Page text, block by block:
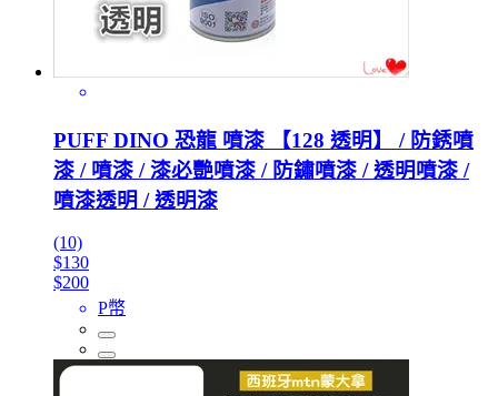
PUFF DINO 恐龍 噴漆 【128 透明】 / 防銹噴
漆 / 噴漆 / 漆必艷噴漆 / 防鏽噴漆 / 透明噴漆 /
噴漆透明 / 透明漆
(10)
$130
$200
P幣